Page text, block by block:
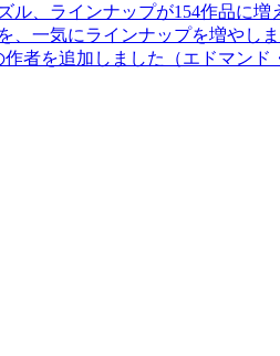
ル、ラインナップが154作品に増
、一気にラインナップを増やし
者を追加しました（エドマンド